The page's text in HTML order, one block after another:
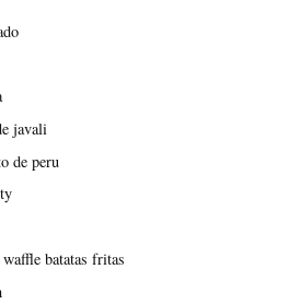
javali
de peru
batatas fritas